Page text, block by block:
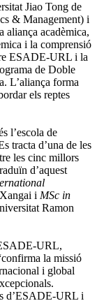
Jiao Tong de
& Management) i
aliança acadèmica,
i la comprensió
ESADE-URL i la
de Doble
L’aliança forma
els reptes
l’escola de
tracta d’una de les
les cinc millors
d’aquest
i MSc in
Ramon
URL,
la missió
i global
d’ESADE-URL i